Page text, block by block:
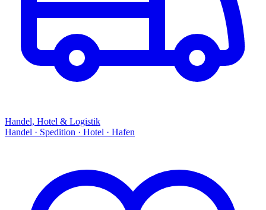
Handel, Hotel & Logistik
Handel · Spedition · Hotel · Hafen